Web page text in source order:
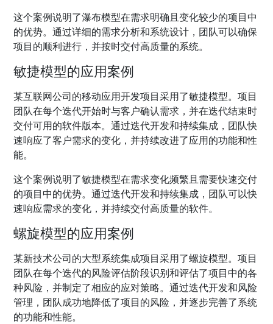
这个案例说明了瀑布模型在需求明确且变化较少的项目中
的优势。通过详细的需求分析和系统设计，团队可以确保
项目的顺利进行，并按时交付高质量的系统。
敏捷模型的应用案例
某互联网公司的移动应用开发项目采用了敏捷模型。项目
团队在每个迭代开始时与客户确认需求，并在迭代结束时
交付可用的软件版本。通过迭代开发和持续集成，团队快
速响应了客户需求的变化，并持续改进了应用的功能和性
能。
这个案例说明了敏捷模型在需求变化频繁且需要快速交付
的项目中的优势。通过迭代开发和持续集成，团队可以快
速响应需求的变化，并持续交付高质量的软件。
螺旋模型的应用案例
某新技术公司的大型系统集成项目采用了螺旋模型。项目
团队在每个迭代的风险评估阶段识别和评估了项目中的各
种风险，并制定了相应的应对策略。通过迭代开发和风险
管理，团队成功地降低了项目的风险，并逐步完善了系统
的功能和性能。